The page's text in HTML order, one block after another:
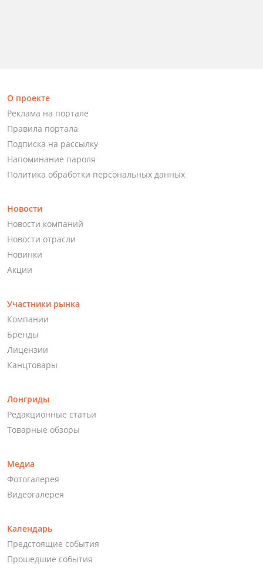
О проекте
Реклама на портале
Правила портала
Подписка на рассылку
Напоминание пароля
Политика обработки персональных данных
Новости
Новости компаний
Новости отрасли
Новинки
Акции
Участники рынка
Компании
Бренды
Лицензии
Канцтовары
Лонгриды
Редакционные статьи
Товарные обзоры
Медиа
Фотогалерея
Видеогалерея
Календарь
Предстоящие события
Прошедшие события